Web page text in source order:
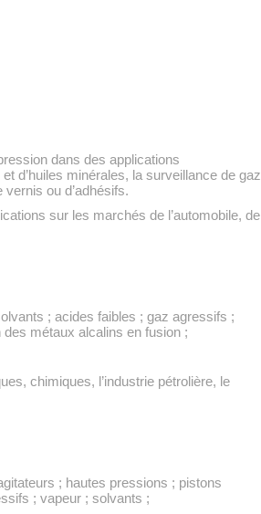
dans des applications
d’huiles minérales, la surveillance de gaz
ou d’adhésifs.
sur les marchés de l’automobile, de
; acides faibles ; gaz agressifs ;
métaux alcalins en fusion ;
chimiques, l’industrie pétrolière, le
; hautes pressions ; pistons
; vapeur ; solvants ;